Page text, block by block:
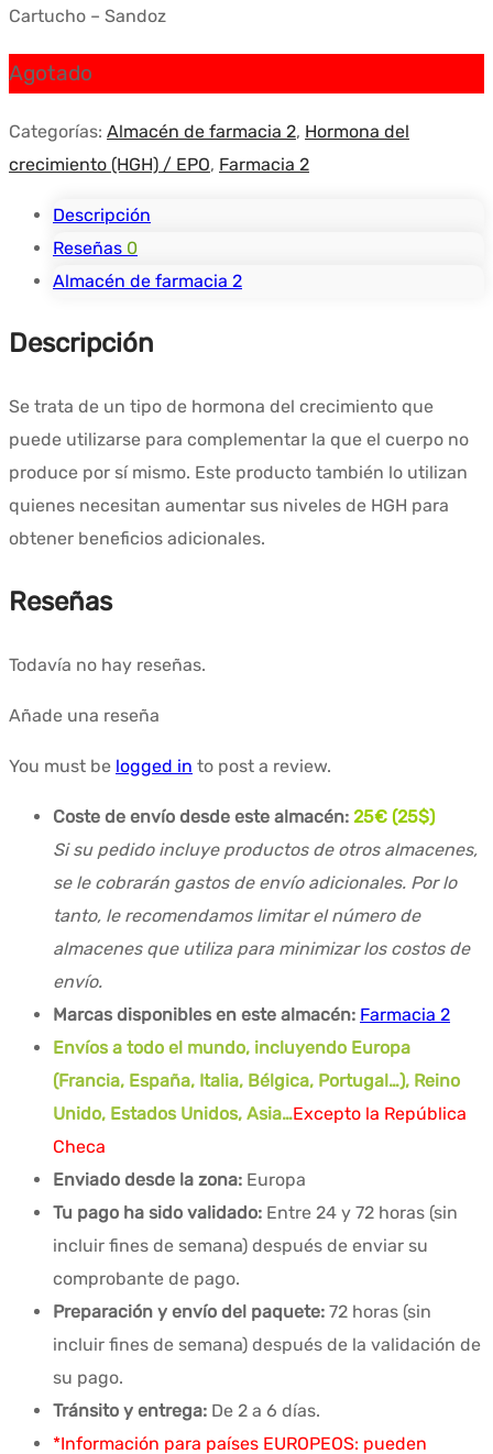
Cartucho – Sandoz
Agotado
Categorías: Almacén de farmacia 2, Hormona del
crecimiento (HGH) / EPO, Farmacia 2
Descripción
Reseñas 0
Almacén de farmacia 2
Descripción
Se trata de un tipo de hormona del crecimiento que
puede utilizarse para complementar la que el cuerpo no
produce por sí mismo. Este producto también lo utilizan
quienes necesitan aumentar sus niveles de HGH para
obtener beneficios adicionales.
Reseñas
Todavía no hay reseñas.
Añade una reseña
You must be logged in to post a review.
Coste de envío desde este almacén: 25€ (25$)
Si su pedido incluye productos de otros almacenes,
se le cobrarán gastos de envío adicionales. Por lo
tanto, le recomendamos limitar el número de
almacenes que utiliza para minimizar los costos de
envío.
Marcas disponibles en este almacén: Farmacia 2
Envíos a todo el mundo, incluyendo Europa
(Francia, España, Italia, Bélgica, Portugal…), Reino
Unido, Estados Unidos, Asia…Excepto la República
Checa
Enviado desde la zona: Europa
Tu pago ha sido validado: Entre 24 y 72 horas (sin
incluir fines de semana) después de enviar su
comprobante de pago.
Preparación y envío del paquete: 72 horas (sin
incluir fines de semana) después de la validación de
su pago.
Tránsito y entrega: De 2 a 6 días.
*Información para países EUROPEOS: pueden